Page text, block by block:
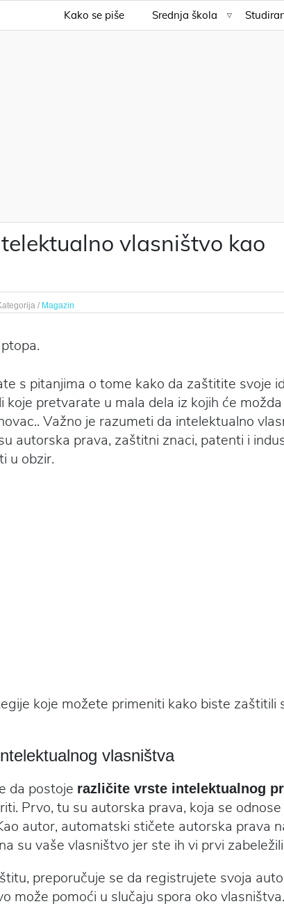
Kako se piše Srednja škola
vlasništvo kao
/ Magazin
s pitanjima o tome kako da zaštitite svoje
koje pretvarate u mala dela iz kojih će možda
Važno je razumeti da intelektualno
autorska prava, zaštitni znaci, patenti i
u obzir.
koje možete primeniti kako biste zaštitili
vlasništva
da postoje različite vrste intelektualnog
Prvo, tu su autorska prava, koja se odnose
autor, automatski stičete autorska prava
su vaše vlasništvo jer ste ih vi prvi
preporučuje se da registrujete svoja
može pomoći u slučaju spora oko vlasništva.